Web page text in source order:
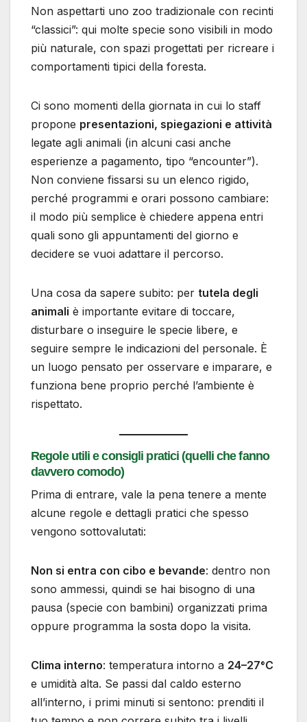
Non aspettarti uno zoo tradizionale con recinti
“classici”: qui molte specie sono visibili in modo
più naturale, con spazi progettati per ricreare i
comportamenti tipici della foresta.
Ci sono momenti della giornata in cui lo staff
propone presentazioni, spiegazioni e attività
legate agli animali (in alcuni casi anche
esperienze a pagamento, tipo “encounter”).
Non conviene fissarsi su un elenco rigido,
perché programmi e orari possono cambiare:
il modo più semplice è chiedere appena entri
quali sono gli appuntamenti del giorno e
decidere se vuoi adattare il percorso.
Una cosa da sapere subito: per tutela degli
animali è importante evitare di toccare,
disturbare o inseguire le specie libere, e
seguire sempre le indicazioni del personale. È
un luogo pensato per osservare e imparare, e
funziona bene proprio perché l’ambiente è
rispettato.
Regole utili e consigli pratici (quelli che fanno
davvero comodo)
Prima di entrare, vale la pena tenere a mente
alcune regole e dettagli pratici che spesso
vengono sottovalutati:
Non si entra con cibo e bevande: dentro non
sono ammessi, quindi se hai bisogno di una
pausa (specie con bambini) organizzati prima
oppure programma la sosta dopo la visita.
Clima interno: temperatura intorno a 24–27°C
e umidità alta. Se passi dal caldo esterno
all’interno, i primi minuti si sentono: prenditi il